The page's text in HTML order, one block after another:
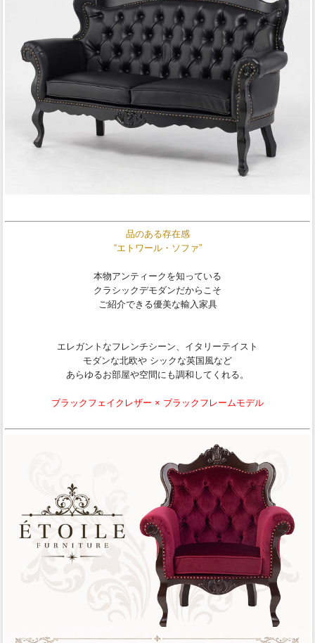
品のある存在感
“エトワール・ソファ”
本物アンティークを知っている
クラシックデモダンだからこそ
ご紹介できる優美な輸入家具
エレガントなフレンチシーン、イタリーテイスト
モダンな北欧や シックな英国風など
あらゆるお部屋や空間にも調和してくれる。
ブラックフェイクレザー × ブラックフレームモデル